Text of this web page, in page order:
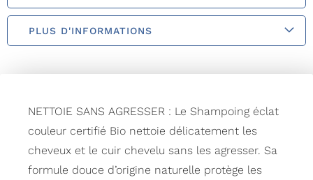
PLUS D'INFORMATIONS
NETTOIE SANS AGRESSER : Le Shampoing éclat
couleur certifié Bio nettoie délicatement les
cheveux et le cuir chevelu sans les agresser. Sa
formule douce d’origine naturelle protège les